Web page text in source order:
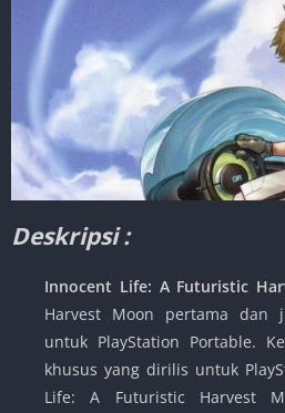
Deskripsi :
Innocent Life: A Futuristic
Harvest Moon pertama dan
untuk PlayStation Portable.
khusus yang dirilis untuk
Life: A Futuristic Harvest